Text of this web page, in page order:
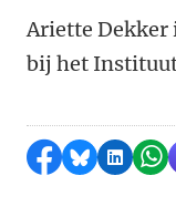
Ariette Dekker
bij het
Delen op
Delen via
Delen